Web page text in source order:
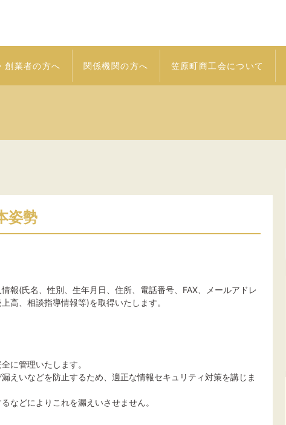
創業者の方へ 関係機関の方へ 笠原町商工会について
姿勢
報(氏名、性別、生年月日、住所、電話番号、FAX、メールアドレ
高、相談指導情報等)を取得いたします。
に管理いたします。
えいなどを防止するため、適正な情報セキュリティ対策を講じま
などによりこれを漏えいさせません。